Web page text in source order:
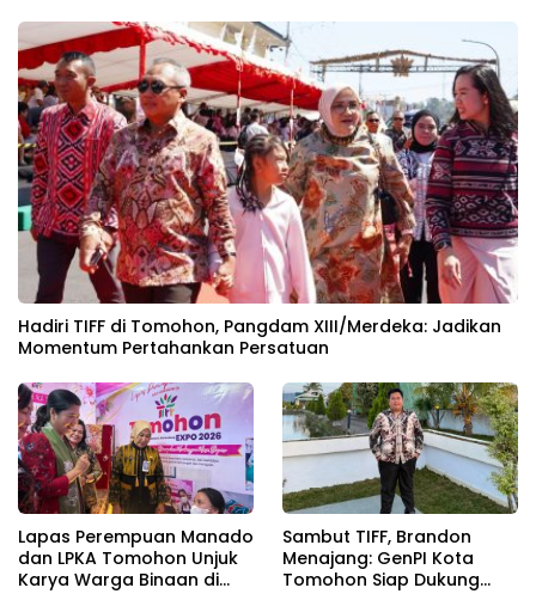
Hadiri TIFF di Tomohon, Pangdam XIII/Merdeka: Jadikan
Momentum Pertahankan Persatuan
Lapas Perempuan Manado
dan LPKA Tomohon Unjuk
Karya Warga Binaan di
Sambut TIFF, Brandon
Menajang: ​GenPI Kota
Tomohon Siap Dukung